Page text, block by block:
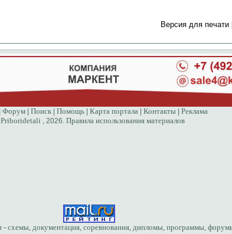
Версия для печати |
Форум| Поиск| Помощь| Карта портала| Контакты| Реклама
Priboridetali , 2026. Правила использования материалов